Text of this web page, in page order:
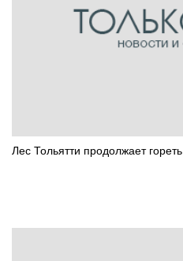
Лес Тольятти продолжает гореть